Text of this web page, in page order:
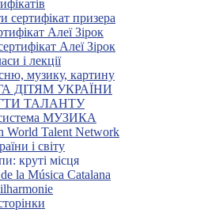
сертифікат призера
Алеї Зірок
Алеї Зірок
і лекції
музику, картину
ДІТЯМ УКРАЇНИ
ТАЛАНТУ
МУЗИКА
World Talent Network
і світу
круті місця
la Música Catalana